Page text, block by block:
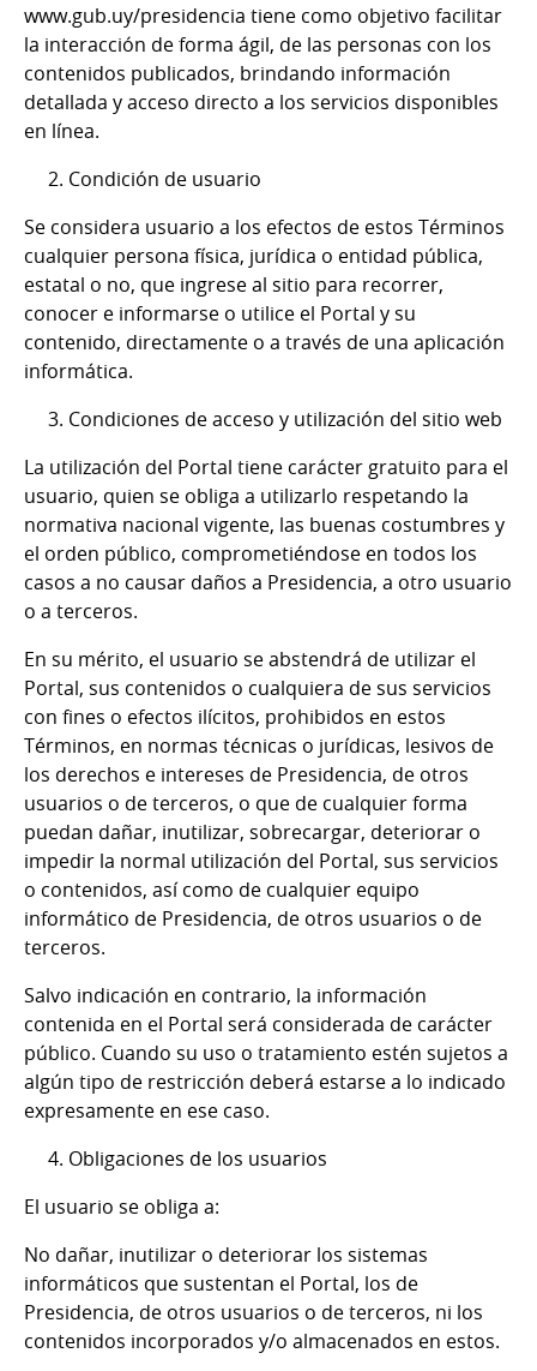
www.gub.uy/presidencia tiene como objetivo facilitar
la interacción de forma ágil, de las personas con los
contenidos publicados, brindando información
detallada y acceso directo a los servicios disponibles
en línea.
2. Condición de usuario
Se considera usuario a los efectos de estos Términos
cualquier persona física, jurídica o entidad pública,
estatal o no, que ingrese al sitio para recorrer,
conocer e informarse o utilice el Portal y su
contenido, directamente o a través de una aplicación
informática.
3. Condiciones de acceso y utilización del sitio web
La utilización del Portal tiene carácter gratuito para el
usuario, quien se obliga a utilizarlo respetando la
normativa nacional vigente, las buenas costumbres y
el orden público, comprometiéndose en todos los
casos a no causar daños a Presidencia, a otro usuario
o a terceros.
En su mérito, el usuario se abstendrá de utilizar el
Portal, sus contenidos o cualquiera de sus servicios
con fines o efectos ilícitos, prohibidos en estos
Términos, en normas técnicas o jurídicas, lesivos de
los derechos e intereses de Presidencia, de otros
usuarios o de terceros, o que de cualquier forma
puedan dañar, inutilizar, sobrecargar, deteriorar o
impedir la normal utilización del Portal, sus servicios
o contenidos, así como de cualquier equipo
informático de Presidencia, de otros usuarios o de
terceros.
Salvo indicación en contrario, la información
contenida en el Portal será considerada de carácter
público. Cuando su uso o tratamiento estén sujetos a
algún tipo de restricción deberá estarse a lo indicado
expresamente en ese caso.
4. Obligaciones de los usuarios
El usuario se obliga a:
No dañar, inutilizar o deteriorar los sistemas
informáticos que sustentan el Portal, los de
Presidencia, de otros usuarios o de terceros, ni los
contenidos incorporados y/o almacenados en estos.